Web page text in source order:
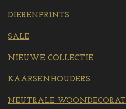
DIERENPRINTS
SALE
NIEUWE COLLECTIE
KAARSENHOUDERS
NEUTRALE